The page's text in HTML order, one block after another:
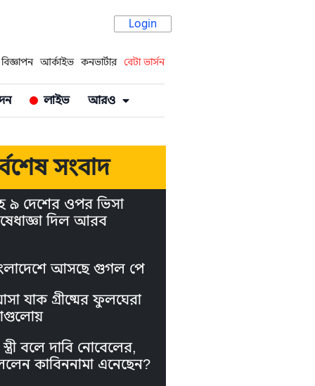
Login
বিজ্ঞাপন আর্কাইভ কনভার্টার বেটা ভার্সন
লাইভ আরও
সংবাদ
৯ দেশের ওপর ভিসা
দিল আরব
আসছে গুগল পে
যাক গ্রীষ্মের ফুলঘেরা
বলে দাবি নোবেলের,
কাবিননামা এনেছেন?